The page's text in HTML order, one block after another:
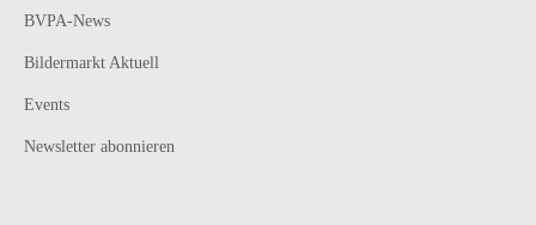
BVPA-News
Bildermarkt Aktuell
Events
Newsletter abonnieren